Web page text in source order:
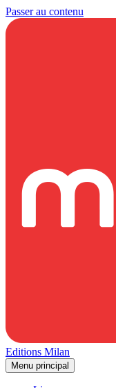
Passer au contenu
Editions Milan
Menu principal